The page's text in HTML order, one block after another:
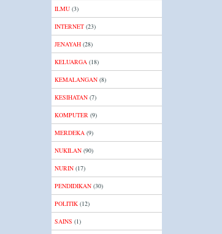
ILMU (3)
INTERNET (23)
JENAYAH (28)
KELUARGA (18)
KEMALANGAN (8)
KESIHATAN (7)
KOMPUTER (9)
MERDEKA (9)
NUKILAN (90)
NURIN (17)
PENDIDIKAN (30)
POLITIK (12)
SAINS (1)